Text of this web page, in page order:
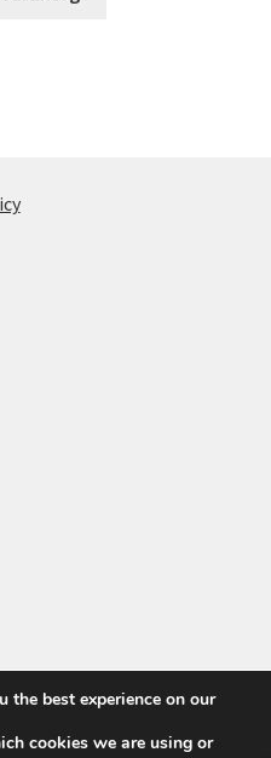
WooCommerce.
the best experience on our
cookies we are using or